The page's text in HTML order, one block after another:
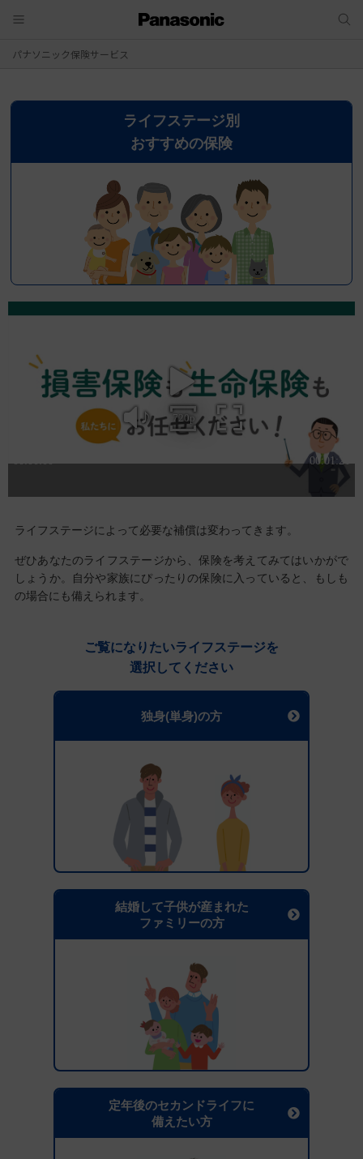
パナソニック保険サービス
ライフステージ別
おすすめの保険
ライフステージによって必要な補償は変わってきます。
ぜひあなたのライフステージから、保険を考えてみてはいかがで
しょうか。
自分や家族にぴったりの保険に入っていると、もしも
の場合にも備えられます。
ご覧になりたいライフステージを
選択してください
独身(単身)の方
結婚して子供が産まれた
ファミリーの方
定年後のセカンドライフに
備えたい方